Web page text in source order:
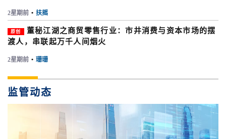
2星期前 • 扶摇
原创
董秘江湖之商贸零售行业：市井消费与资本市场的摆
渡人，串联起万千人间烟火
2星期前 • 珊珊
监管动态